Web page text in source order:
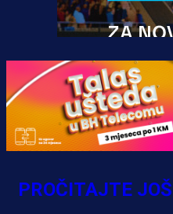
Promo vijesti
MrBit:
evropska
bonus
PROČITAJTE JOŠ